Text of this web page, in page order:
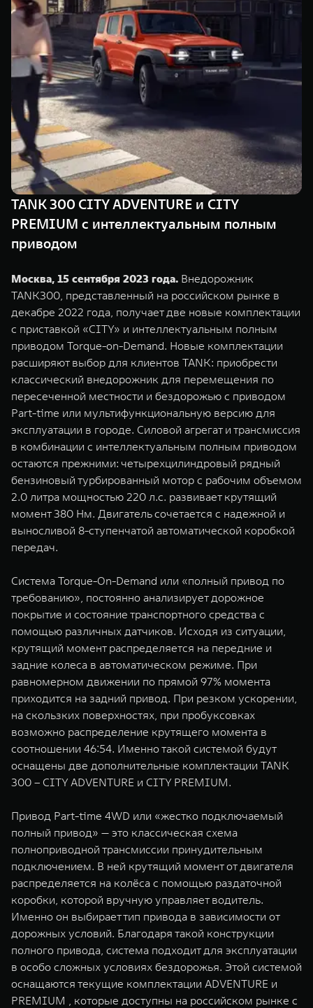
TANK 500
Веди за собой
от 6 499 000 ₽
TANK 700
Сила
от 10 199
WEY 07
Расширяя границы комфорта
от 6 149 000 ₽
WEY 05
Эстетика
от 5 699
WEY 80
Масштаб возможностей
от 6 449 000 ₽
WEY 80
Масштаб
от 8 099
TANK Финансы
Корпоративным клиентам
TANK ФИНАНСЫ
TANK Кредит
TANK Лизинг
TANK Страхование
Сервис
Специальные предложения
Моторные масла
ЦИФРОВЫЕ СЕРВИСЫ TANK
Цифровые сервисы TANK
Подписки
TANK 300 CITY ADVENTURE и CITY
PREMIUM c интеллектуальным полным
приводом
Москва, 15 сентября 2023 года. Внедорожник
TANK300, представленный на российском рынке в
декабре 2022 года, получает две новые комплектации
с приставкой «CITY» и интеллектуальным полным
приводом Torque-on-Demand. Новые комплектации
расширяют выбор для клиентов TANK: приобрести
классический внедорожник для перемещения по
пересеченной местности и бездорожью с приводом
Part-time или мультифункциональную версию для
эксплуатации в городе. Силовой агрегат и трансмиссия
в комбинации с интеллектуальным полным приводом
остаются прежними: четырехцилиндровый рядный
бензиновый турбированный мотор с рабочим объемом
2.0 литра мощностью 220 л.с. развивает крутящий
момент 380 Нм. Двигатель сочетается с надежной и
выносливой 8-ступенчатой автоматической коробкой
передач.
Система Torque-On-Demand или «полный привод по
требованию», постоянно анализирует дорожное
покрытие и состояние транспортного средства с
помощью различных датчиков. Исходя из ситуации,
крутящий момент распределяется на передние и
задние колеса в автоматическом режиме. При
равномерном движении по прямой 97% момента
приходится на задний привод. При резком ускорении,
на скользких поверхностях, при пробуксовках
возможно распределение крутящего момента в
соотношении 46:54. Именно такой системой будут
оснащены две дополнительные комплектации TANK
300 – CITY ADVENTURE и CITY PREMIUM.
Привод Part-time 4WD или «жестко подключаемый
полный привод» — это классическая схема
полноприводной трансмиссии принудительным
подключением. В ней крутящий момент от двигателя
распределяется на колёса с помощью раздаточной
коробки, которой вручную управляет водитель.
Именно он выбирает тип привода в зависимости от
дорожных условий. Благодаря такой конструкции
полного привода, система подходит для эксплуатации
в особо сложных условиях бездорожья. Этой системой
оснащаются текущие комплектации ADVENTURE и
PREMIUM , которые доступны на российском рынке с